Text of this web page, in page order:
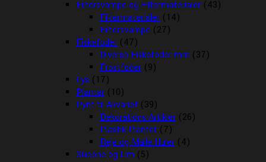
Filtersvampe og Filtermaterialer (43)
Filtermaterialer (14)
Filtersvampe (27)
Fiskefoder (47)
Diverse Fiskefoder mm (37)
Frostfoder (9)
Lys (17)
Planter (10)
Pynt til Akvariet (39)
Dekorations Artikler (26)
Plastik Planter (7)
Reje og Malle Huler (4)
Silicone og Lim (5)